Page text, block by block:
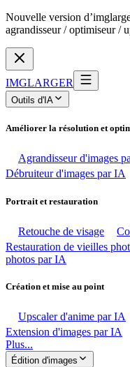
Nouvelle version
agrandisseur / optimiseur /
IMGLARGER
Outils d'IA
Améliorer la résolution et
Agrandisseur d'images
Débruiteur d'images par IA
Portrait et restauration
Retouche de visage
Restauration de vieilles
photos par IA
Création et mise au point
Upscaler d'anime par IA
Extension d'images par IA
Plus...
Édition d'images